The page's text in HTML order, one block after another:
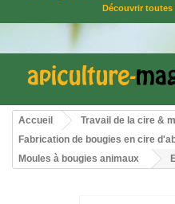
Découvrir
Accueil
Travail de la cire &
Fabrication de bougies en cire
Moules à bougies animaux